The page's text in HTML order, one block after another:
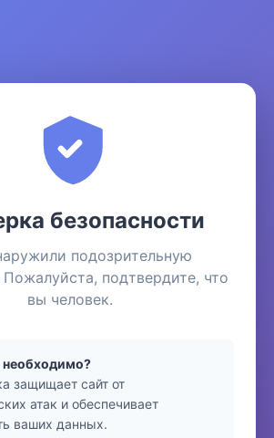
безопасности
подозрительную
Пожалуйста, подтвердите, что
вы человек.
необходимо?
защищает сайт от
атак и обеспечивает
ваших данных.